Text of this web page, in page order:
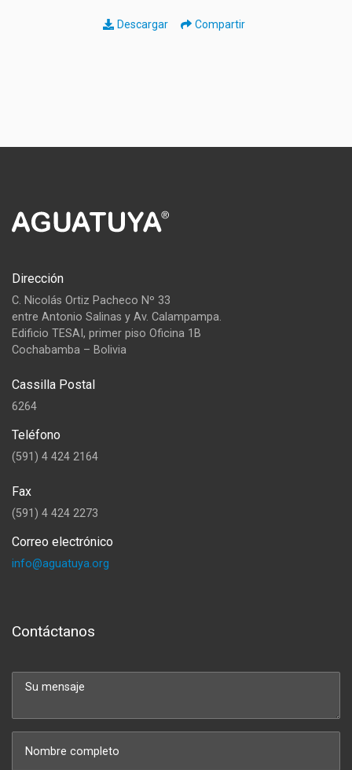
Descargar Compartir
Dirección
C. Nicolás Ortiz Pacheco Nº 33
entre Antonio Salinas y Av. Calampampa.
Edificio TESAI, primer piso Oficina 1B
Cochabamba – Bolivia
Cassilla Postal
6264
Teléfono
(591) 4 424 2164
Fax
(591) 4 424 2273
Correo electrónico
info@aguatuya.org
Contáctanos